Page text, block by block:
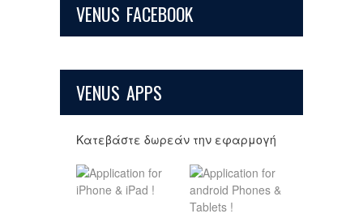
VENUS FACEBOOK
VENUS APPS
Κατεβάστε δωρεάν την εφαρμογή